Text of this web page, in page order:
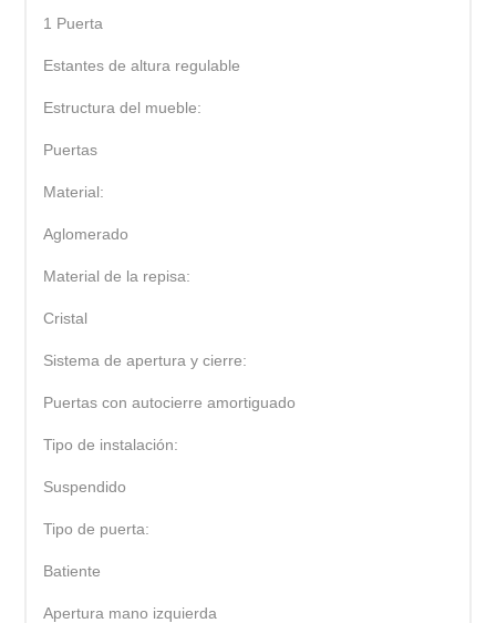
1 Puerta
Estantes de altura regulable
Estructura del mueble:
Puertas
Material:
Aglomerado
Material de la repisa:
Cristal
Sistema de apertura y cierre:
Puertas con autocierre amortiguado
Tipo de instalación:
Suspendido
Tipo de puerta:
Batiente
Apertura mano izquierda